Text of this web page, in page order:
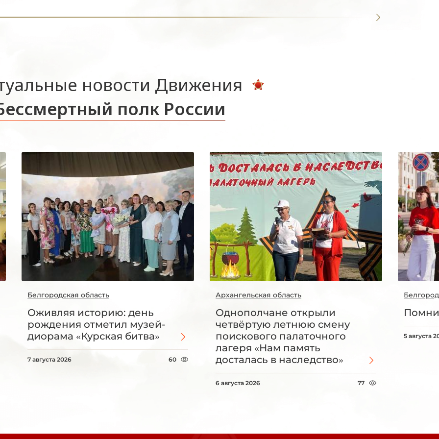
новости Движения
полк России
Белгородская область
Оживляя историю: день
рождения отметил музей-
диорама «Курская битва»
7 августа 2026 60
Архангельская область
Однополчане открыли
четвёртую летнюю смену
поискового палаточного
лагеря «Нам память
досталась в наследство»
6 августа 2026 77
5 августа